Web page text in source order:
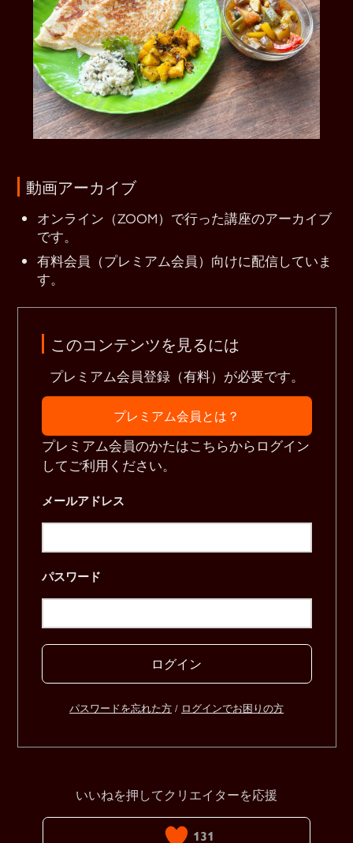
動画アーカイブ
オンライン（ZOOM）で行った講座のアーカイブ
です。
有料会員（プレミアム会員）向けに配信していま
す。
このコンテンツを見るには
プレミアム会員登録（有料）が必要です。
プレミアム会員とは？
プレミアム会員のかたはこちらからログイン
してご利用ください。
メールアドレス
パスワード
ログイン
パスワードを忘れた方 / ログインでお困りの方
131
いいねを押してクリエイターを応援